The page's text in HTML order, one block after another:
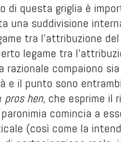
di questa griglia è
una suddivisione
tra l’attribuzione
legame tra
razionale compaiono
e il punto sono
pros hen, che esprime il
comincia a
(così come la